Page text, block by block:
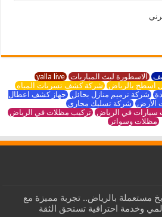
الاسطورة لبث المباريات yalla live
اسطح بالرياض شركة كشف تسربات المياه
شركة ترميم منازل بحائل جهاز كشف اعطال
الأرض شركة تسليك مجاري
سيارات في الرياض تركيب مظلات في الرياض
مظلات وسواتر
مستعملة بالرياض.. تجربة مميزة مع
وخدمة احترافية تستحق الثقة